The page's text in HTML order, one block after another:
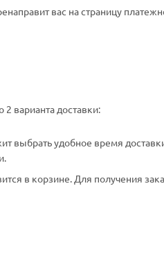
вас на страницу
варианта доставки:
выбрать удобное время
в корзине. Для получения